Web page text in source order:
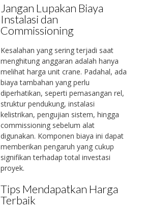
Jangan Lupakan Biaya
Instalasi dan
Commissioning
Kesalahan yang sering terjadi saat
menghitung anggaran adalah hanya
melihat harga unit crane. Padahal, ada
biaya tambahan yang perlu
diperhatikan, seperti pemasangan rel,
struktur pendukung, instalasi
kelistrikan, pengujian sistem, hingga
commissioning sebelum alat
digunakan. Komponen biaya ini dapat
memberikan pengaruh yang cukup
signifikan terhadap total investasi
proyek.
Tips Mendapatkan Harga
Terbaik